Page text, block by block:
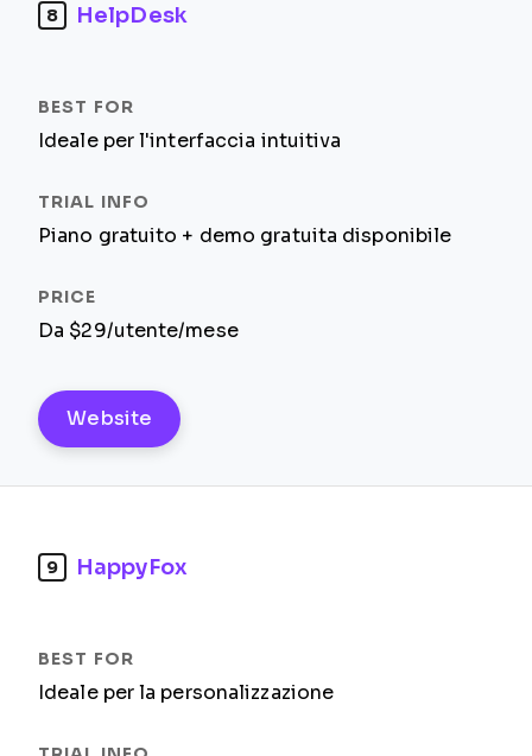
8 HelpDesk
Ideale per l'interfaccia intuitiva
Piano gratuito + demo gratuita disponibile
Da $29/utente/mese
Website
9 HappyFox
Ideale per la personalizzazione